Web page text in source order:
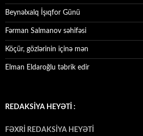
Beynəlxalq İşıqfor Günü
Fərman Salmanov səhifəsi
Köçür, gözlərinin içinə mən
Elman Eldaroğlu təbrik edir
REDAKSİYA HEYƏTİ :
FƏXRİ REDAKSİYA HEYƏTİ